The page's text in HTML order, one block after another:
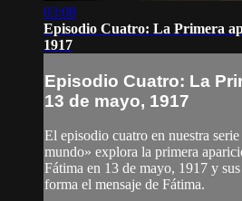
03:08
Episodio Cuatro: La Primera
1917
Episodio Cuatro: La
13 de mayo, 1917
El episodio cuatro en nuestra
mundo» explora la primera
Fátima en 13 de mayo, 1917 y
forma el mensaje de Fátima.